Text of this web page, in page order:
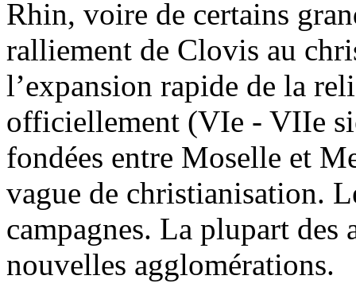
Rhin, voire de certains
ralliement de Clovis au
l’expansion rapide de la
officiellement (VIe - VIIe
fondées entre Moselle et
vague de christianisation.
campagnes. La plupart des
nouvelles agglomérations.